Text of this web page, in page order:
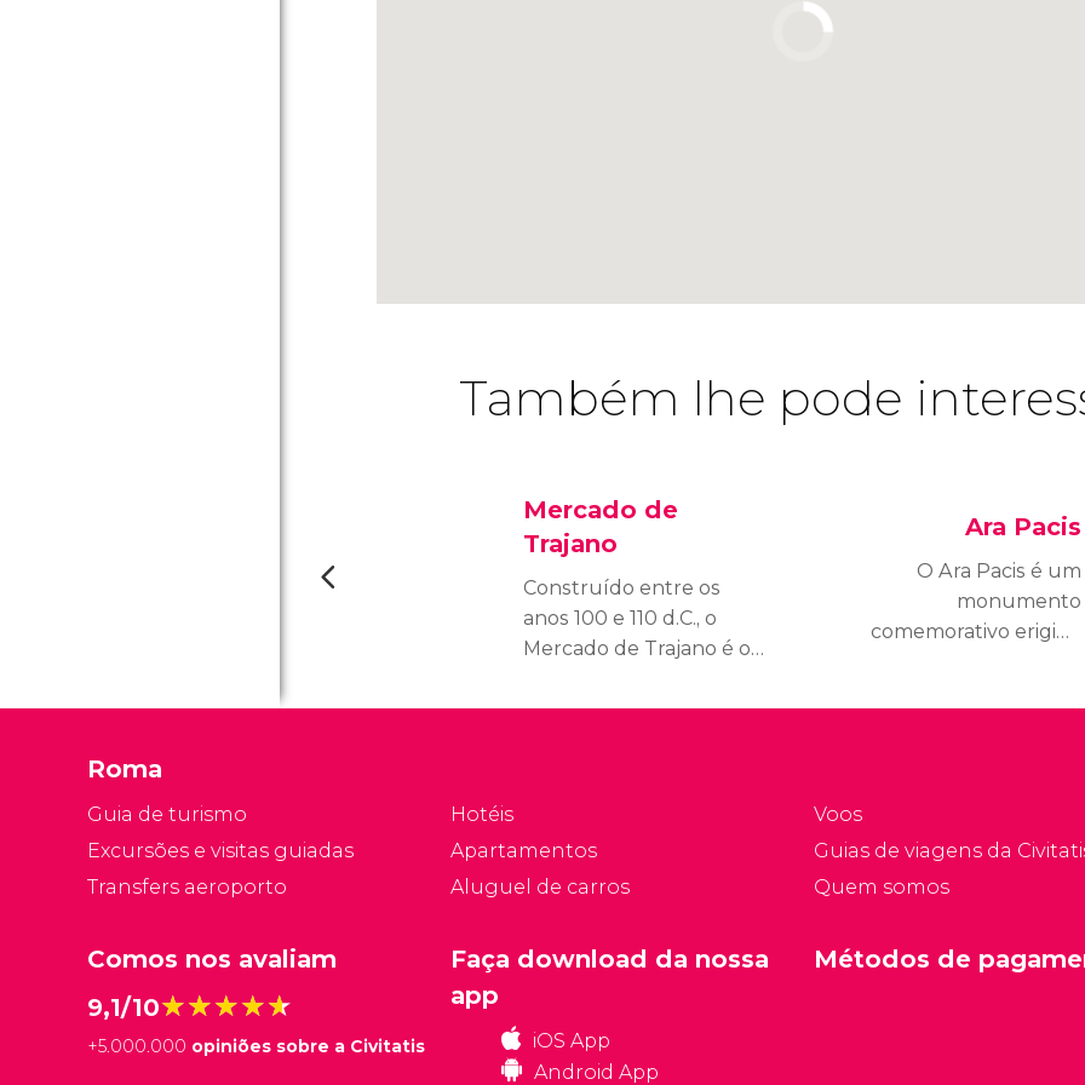
Também lhe pode
Mercado de
Trajano
Construído entre os
anos 100 e 110 d.C., o
Mercado de Trajano é o
comercial coberto da
Ara Pacis
O Ara Pacis é um
monumento
comemorativo erigido
Roma
Guia de turismo
Excursões e visitas guiadas
Transfers aeroporto
Hotéis
Apartamentos
Aluguel de carros
Voos
Guias de viagens da
Quem somos
Comos nos avaliam
9,1/10★★★★★
★★★★★
+5.000.000 opiniões sobre a Civitatis
Faça download da nossa
app
iOS App
Android App
Métodos de